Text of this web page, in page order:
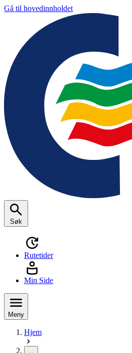
Gå til hovedinnholdet
Søk
Rutetider
Min Side
Meny
Hjem